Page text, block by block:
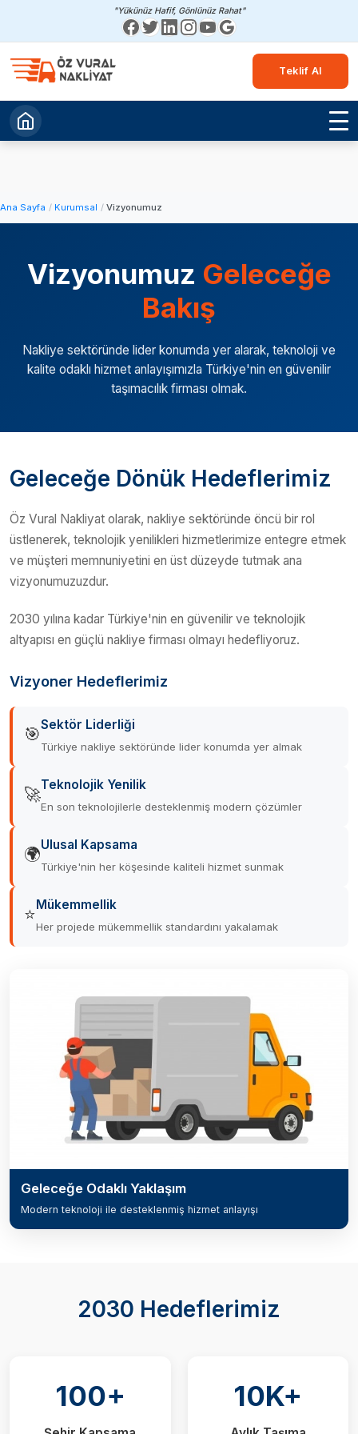
"Yükünüz Hafif, Gönlünüz Rahat"
Teklif Al
Ana Sayfa Kurumsal Vizyonumuz
Vizyonumuz Geleceğe
Bakış
Nakliye sektöründe lider konumda yer alarak, teknoloji ve
kalite odaklı hizmet anlayışımızla Türkiye'nin en güvenilir
taşımacılık firması olmak.
Geleceğe Dönük Hedeflerimiz
Öz Vural Nakliyat olarak, nakliye sektöründe öncü bir rol
üstlenerek, teknolojik yenilikleri hizmetlerimize entegre etmek
ve müşteri memnuniyetini en üst düzeyde tutmak ana
vizyonumuzuzdur.
2030 yılına kadar Türkiye'nin en güvenilir ve teknolojik
altyapısı en güçlü nakliye firması olmayı hedefliyoruz.
Vizyoner Hedeflerimiz
🎯Sektör Liderliği
Türkiye nakliye sektöründe lider konumda yer almak
🚀Teknolojik Yenilik
En son teknolojilerle desteklenmiş modern çözümler
🌍Ulusal Kapsama
Türkiye'nin her köşesinde kaliteli hizmet sunmak
⭐Mükemmellik
Her projede mükemmellik standardını yakalamak
Geleceğe Odaklı Yaklaşım
Modern teknoloji ile desteklenmiş hizmet anlayışı
2030 Hedeflerimiz
100+ 10K+